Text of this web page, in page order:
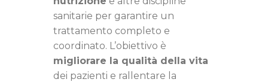
sanitarie per garantire un
trattamento completo e
coordinato. L’obiettivo è
migliorare la qualità della vita
dei pazienti e rallentare la